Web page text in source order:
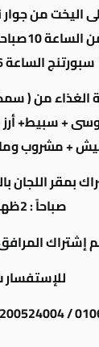
اليخت من
سبورتنج الساعة 6 مساءً
الغذاء من (
+ سبيط+ أرز
+ مشروب
صباحاً : 2ظهراً
المرافق 475